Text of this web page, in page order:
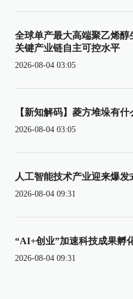
全球单产最大高端聚乙烯醇
关键产业链自主可控水平
2026-08-04 03:05
【新知解码】菱方堆垛有什
2026-08-04 03:05
人工智能技术产业迎来爆发
2026-08-04 09:31
“AI+创业”加速科技成果孵
2026-08-04 09:31